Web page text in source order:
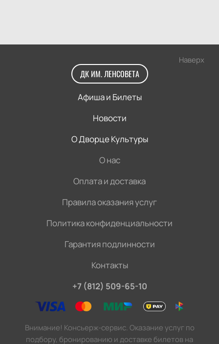
Наверх
ДК ИМ. ЛЕНСОВЕТА
Афиша и Билеты
Новости
О Дворце Культуры
О нас
Оплата и доставка
Правила оказания услуг
Политика конфиденциальности
Гарантия подлинности
Контакты
+7 (812) 509-65-10
Внимание! Консьерж-сервис. Оказание услуг по
подбору, бронированию и доставке билетов на